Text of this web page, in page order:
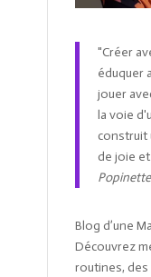
"Créer
éduquer
jouer
la voie
construit
de joie et
Popinette
Blog d’une
Découvrez
routines, des